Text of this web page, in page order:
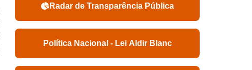
Radar de Transparência Pública
Política Nacional - Lei Aldir Blanc